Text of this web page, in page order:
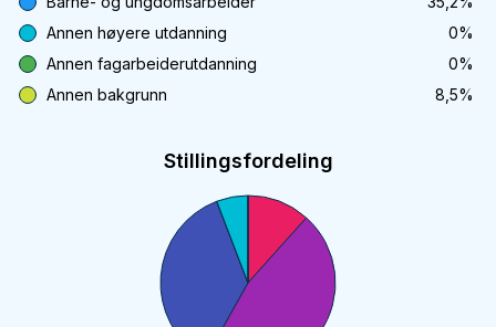
Annen høyere utdanning
0%
Annen fagarbeiderutdanning
0%
Annen bakgrunn
8,5%
Stillingsfordeling